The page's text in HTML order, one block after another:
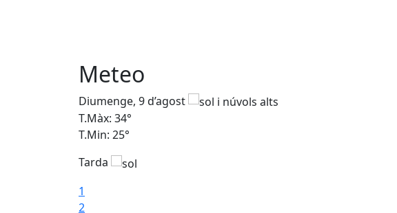
Meteo
Diumenge, 9 d’agost
T.Màx: 34°
T.Min: 25°
Tarda
1
2